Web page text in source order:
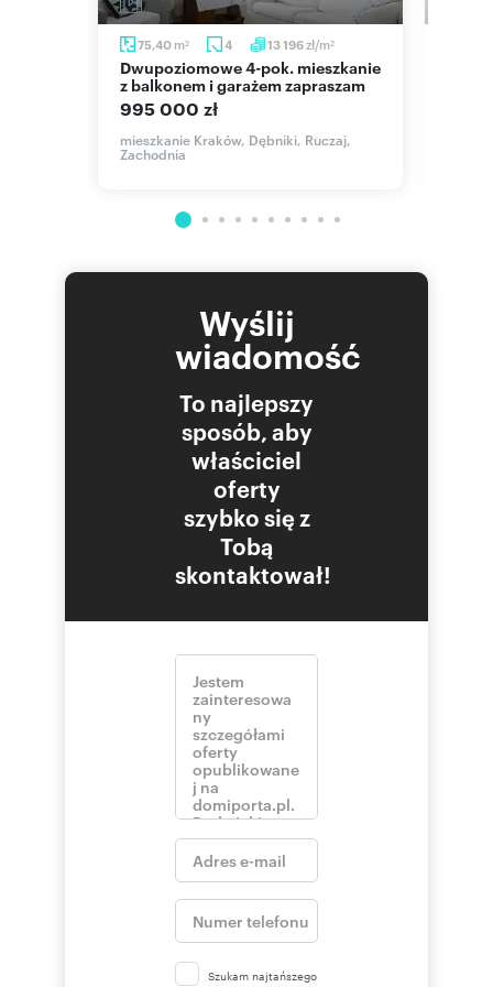
75,40 m2 4 13 196zł/m2
Dwupoziomowe 4-pok. mieszkanie
z balkonem i garażem zapraszam
995 000 zł
mieszkanie Kraków, Dębniki, Ruczaj,
Zachodnia
Wyślij
wiadomość
To najlepszy
sposób, aby
właściciel
oferty
szybko się z
Tobą
skontaktował!
Szukam najtańszego